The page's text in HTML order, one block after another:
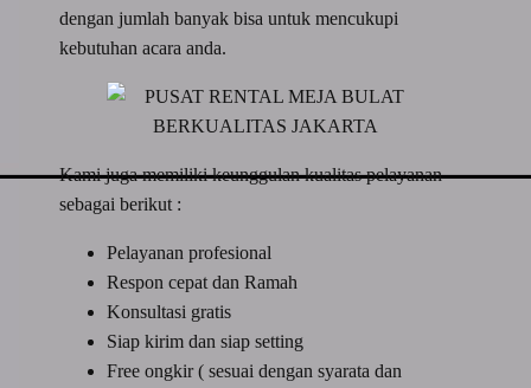
dengan jumlah banyak bisa untuk mencukupi
kebutuhan acara anda.
Kami juga memiliki keunggulan kualitas pelayanan
sebagai berikut :
Pelayanan profesional
Respon cepat dan Ramah
Konsultasi gratis
Siap kirim dan siap setting
Free ongkir ( sesuai dengan syarata dan